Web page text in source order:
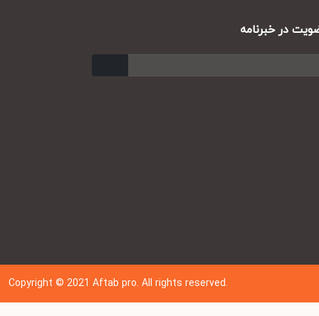
در خبرنامه
Copyright © 202 1Aftab pro. All rights reserved.